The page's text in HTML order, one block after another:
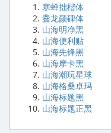
寒蝉拙楷体
爨龙颜碑体
山海明净黑
山海便利贴
山海先锋黑
山海摩卡黑
山海潮玩星球
山海格桑卓玛
山海标题黑
山海标题正黑